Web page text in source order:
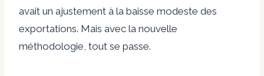
avait un ajustement à la baisse modeste des
exportations. Mais avec la nouvelle
méthodologie, tout se passe.